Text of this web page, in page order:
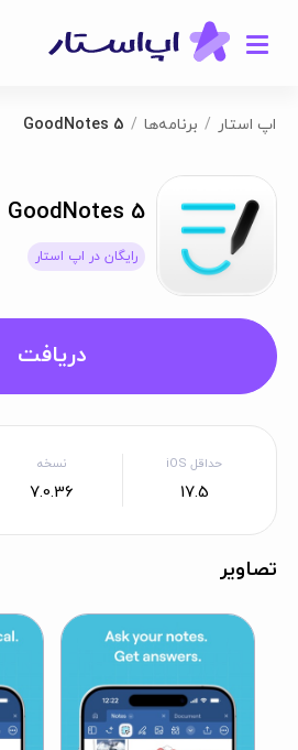
اپ استار برنامه‌ها GoodNotes 5
GoodNotes 5
رایگان در اپ استار
دریافت
حداقل iOS
17.5
نسخه
7.0.36
تصاویر